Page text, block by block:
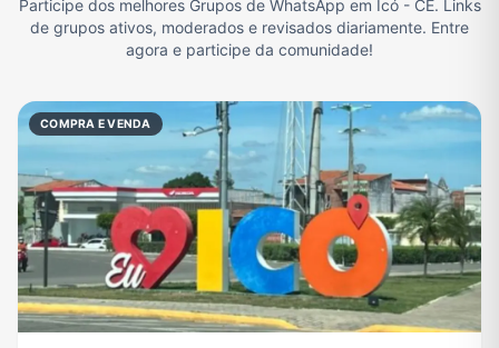
Frases e Mensagens Futebol
Ganhar Dinheiro Imobiliária Memes, Engraçados e Zoeira Moda e Beleza
Música Namoro Notícias Outros
Política Profissões Receitas Redes Sociais
Participe dos melhores Grupos de WhatsApp em Icó - CE. Links
de grupos ativos, moderados e revisados diariamente. Entre
agora e participe da comunidade!
COMPRA E VENDA